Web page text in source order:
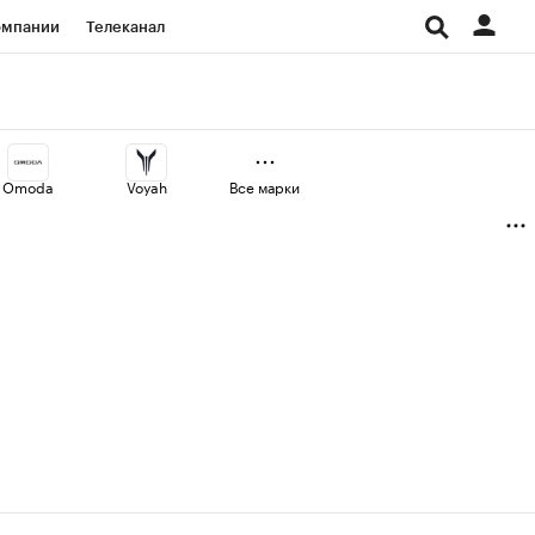
Телеканал
Проверка контрагентов
Omoda Voyah Все марки